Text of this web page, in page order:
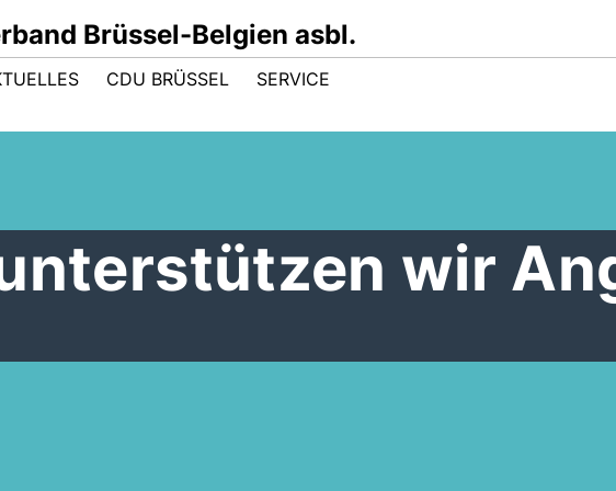
Brüssel-Belgien asbl.
CDU BRÜSSEL SERVICE
wir